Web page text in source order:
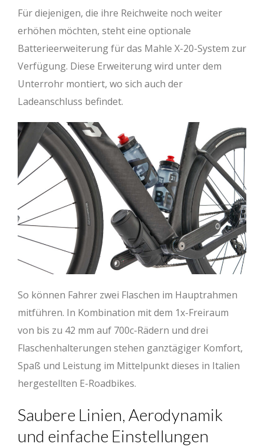
Für diejenigen, die ihre Reichweite noch weiter
erhöhen möchten, steht eine optionale
Batterieerweiterung für das Mahle X-20-System zur
Verfügung. Diese Erweiterung wird unter dem
Unterrohr montiert, wo sich auch der
Ladeanschluss befindet.
So können Fahrer zwei Flaschen im Hauptrahmen
mitführen. In Kombination mit dem 1x-Freiraum
von bis zu 42 mm auf 700c-Rädern und drei
Flaschenhalterungen stehen ganztägiger Komfort,
Spaß und Leistung im Mittelpunkt dieses in Italien
hergestellten E-Roadbikes.
Saubere Linien, Aerodynamik
und einfache Einstellungen